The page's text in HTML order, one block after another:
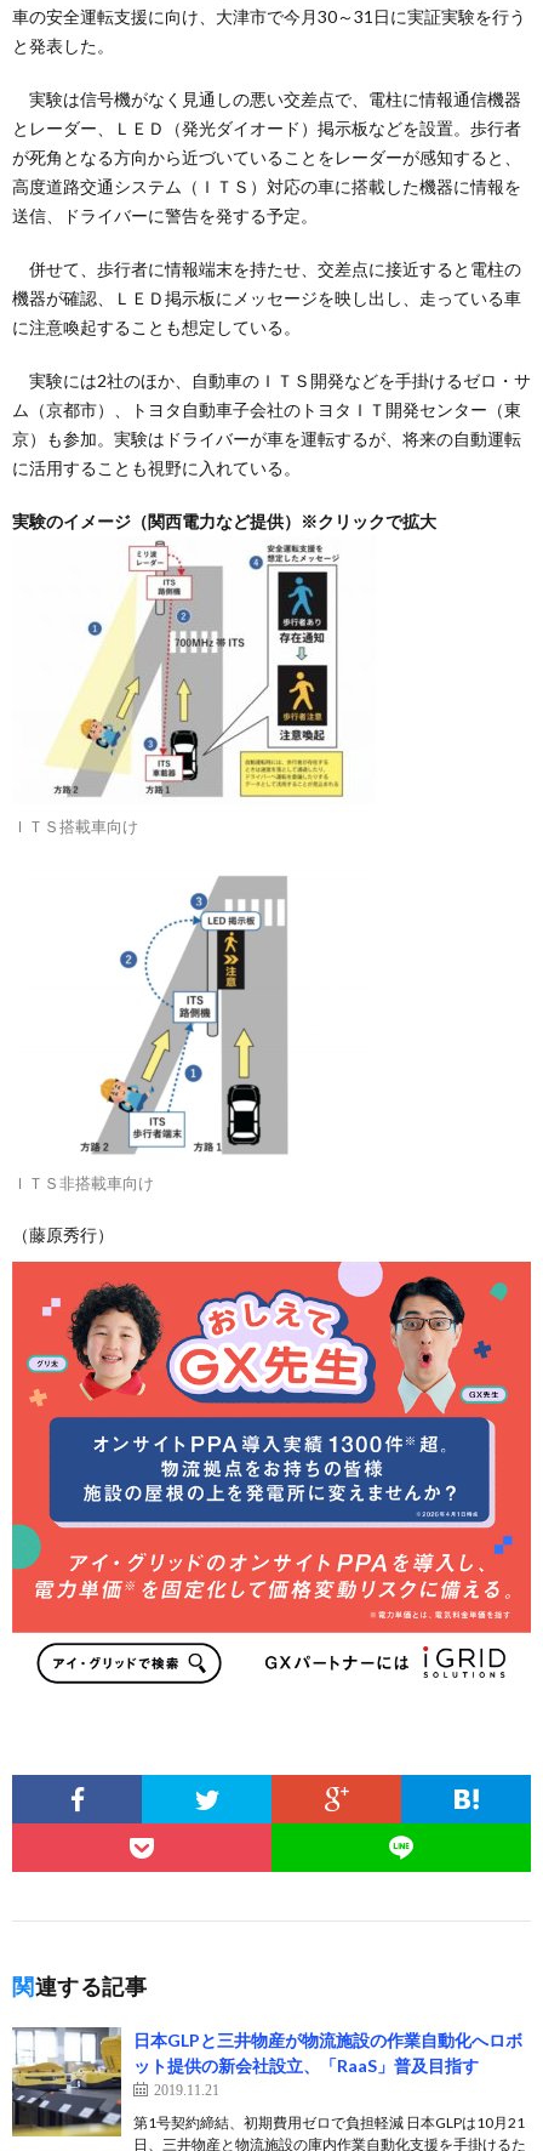
車の安全運転支援に向け、大津市で今月30～31日に実証実験を行う
と発表した。
実験は信号機がなく見通しの悪い交差点で、電柱に情報通信機器
とレーダー、ＬＥＤ（発光ダイオード）掲示板などを設置。歩行者
が死角となる方向から近づいていることをレーダーが感知すると、
高度道路交通システム（ＩＴＳ）対応の車に搭載した機器に情報を
送信、ドライバーに警告を発する予定。
併せて、歩行者に情報端末を持たせ、交差点に接近すると電柱の
機器が確認、ＬＥＤ掲示板にメッセージを映し出し、走っている車
に注意喚起することも想定している。
実験には2社のほか、自動車のＩＴＳ開発などを手掛けるゼロ・サ
ム（京都市）、トヨタ自動車子会社のトヨタＩＴ開発センター（東
京）も参加。実験はドライバーが車を運転するが、将来の自動運転
に活用することも視野に入れている。
実験のイメージ（関西電力など提供）※クリックで拡大
ＩＴＳ搭載車向け
ＩＴＳ非搭載車向け
（藤原秀行）
関連する記事
日本GLPと三井物産が物流施設の作業自動化へロボ
ット提供の新会社設立、「RaaS」普及目指す
2019.11.21
第1号契約締結、初期費用ゼロで負担軽減 日本GLPは10月21
日、三井物産と物流施設の庫内作業自動化支援を手掛けるた